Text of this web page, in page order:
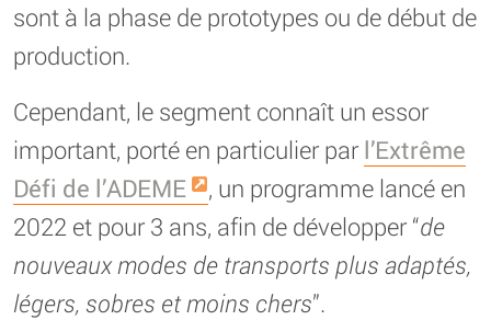
sont à la phase de prototypes ou de début de
production.
Cependant, le segment connaît un essor
important, porté en particulier par l’Extrême
Défi de l’ADEME
, un programme lancé en
2022 et pour 3 ans, afin de développer “de
nouveaux modes de transports plus adaptés,
légers, sobres et moins chers”.